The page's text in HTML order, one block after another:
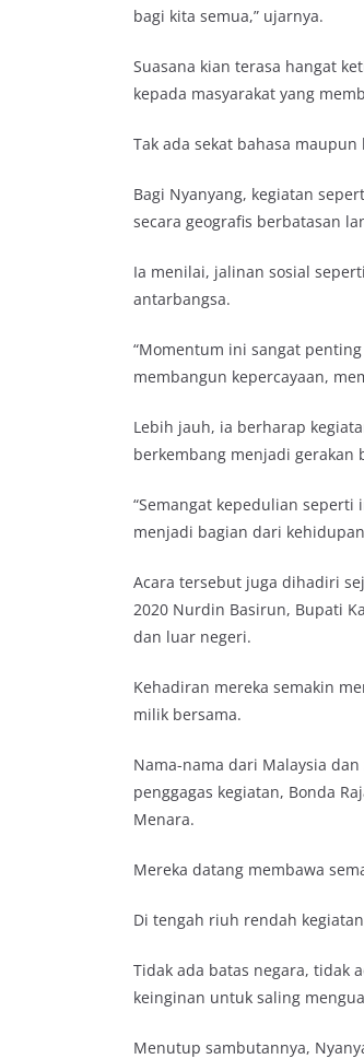
bagi kita semua,” ujarnya.
Suasana kian terasa hangat
kepada masyarakat yang
Tak ada sekat bahasa
Bagi Nyanyang, kegiatan
secara geografis berbatasan
Ia menilai, jalinan sosial
antarbangsa.
“Momentum ini sangat
membangun kepercayaan,
Lebih jauh, ia berharap
berkembang menjadi gerakan
“Semangat kepedulian
menjadi bagian dari
Acara tersebut juga dihadiri
2020 Nurdin Basirun, Bupati
dan luar negeri.
Kehadiran mereka semakin
milik bersama.
Nama-nama dari Malaysia
penggagas kegiatan, Bonda
Menara.
Mereka datang membawa
Di tengah riuh rendah
Tidak ada batas negara, tidak
keinginan untuk saling
Menutup sambutannya,